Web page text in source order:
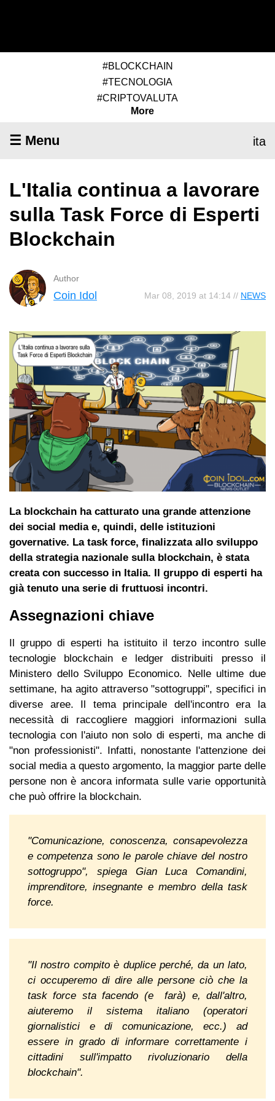
#BLOCKCHAIN
#TECNOLOGIA
#CRIPTOVALUTA
More
☰ Menu ita
L'Italia continua a lavorare
sulla Task Force di Esperti
Blockchain
Mar 08, 2019 at 14:14 // NEWS
Author
Coin Idol
La blockchain ha catturato una grande attenzione
dei social media e, quindi, delle istituzioni
governative. La task force, finalizzata allo sviluppo
della strategia nazionale sulla blockchain, è stata
creata con successo in Italia. Il gruppo di esperti ha
già tenuto una serie di fruttuosi incontri.
Assegnazioni chiave
Il gruppo di esperti ha istituito il terzo incontro sulle
tecnologie blockchain e ledger distribuiti presso il
Ministero dello Sviluppo Economico. Nelle ultime due
settimane, ha agito attraverso "sottogruppi", specifici in
diverse aree. Il tema principale dell'incontro era la
necessità di raccogliere maggiori informazioni sulla
tecnologia con l'aiuto non solo di esperti, ma anche di
"non professionisti". Infatti, nonostante l'attenzione dei
social media a questo argomento, la maggior parte delle
persone non è ancora informata sulle varie opportunità
che può offrire la blockchain.
"Comunicazione, conoscenza, consapevolezza
e competenza sono le parole chiave del nostro
sottogruppo", spiega Gian Luca Comandini,
imprenditore, insegnante e membro della task
force.
"Il nostro compito è duplice perché, da un lato,
ci occuperemo di dire alle persone ciò che la
task force sta facendo (e farà) e, dall'altro,
aiuteremo il sistema italiano (operatori
giornalistici e di comunicazione, ecc.) ad
essere in grado di informare correttamente i
cittadini sull'impatto rivoluzionario della
blockchain".